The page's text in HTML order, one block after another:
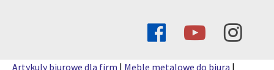
Artykuly biurowe dla firm | Meble metalowe do biura |